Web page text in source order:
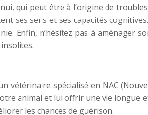
qui peut être à l’origine de
ses sens et ses capacités
Enfin, n’hésitez pas à aménager
spécialisé en NAC
animal et lui offrir une vie longue
les chances de guérison.